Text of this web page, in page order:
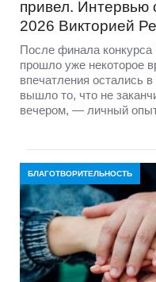
привел. Интервью
2026 Викторией
После финала
прошло уже некоторое
впечатления остались
вышло то, что не
вечером, — личный
БЛАГОТВОРИТЕЛЬНОСТЬ